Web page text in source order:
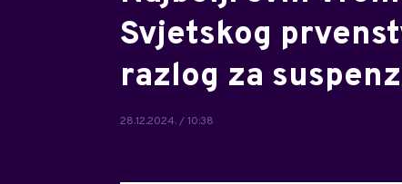
Svjetskog
razlog za
28.12.2024. / 10:38